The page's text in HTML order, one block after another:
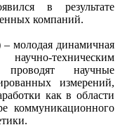
в результате
компаний.
молодая динамичная
техническим
научные
измерений,
как в области
коммуникационного